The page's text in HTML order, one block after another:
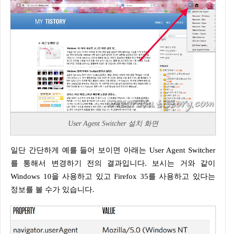
User Agent Switcher 설치 화면
일단 간단하게 예를 들어 보이면 아래는 User Agent Switcher
를 통해서 변경하기 전의 결과입니다. 보시는 거와 같이
Windows 10을 사용하고 있고 Firefox 35를 사용하고 있다는
정보를 볼 수가 있습니다.